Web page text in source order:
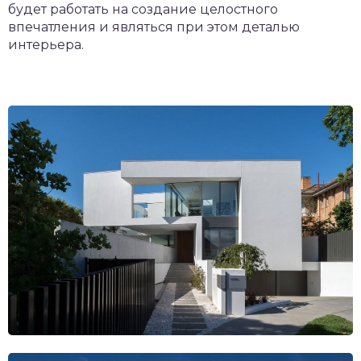
будет работать на создание целостного
впечатления и являться при этом деталью
интерьера.